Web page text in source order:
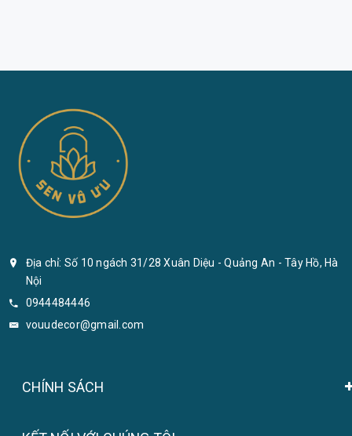
Địa chỉ: Số 10 ngách 31/28 Xuân Diệu - Quảng An - Tây Hồ, Hà
Nội
0944484446
vouudecor@gmail.com
CHÍNH SÁCH